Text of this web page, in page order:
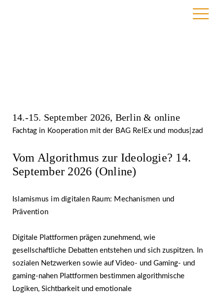
14.-15. September 2026, Berlin & online
Fachtag in Kooperation mit der BAG RelEx und modus|zad
Vom Algorithmus zur Ideologie? 14.
September 2026 (Online)
Islamismus im digitalen Raum: Mechanismen und
Prävention
Digitale Plattformen prägen zunehmend, wie
gesellschaftliche Debatten entstehen und sich zuspitzen. In
sozialen Netzwerken sowie auf Video- und Gaming- und
gaming-nahen Plattformen bestimmen algorithmische
Logiken, Sichtbarkeit und emotionale